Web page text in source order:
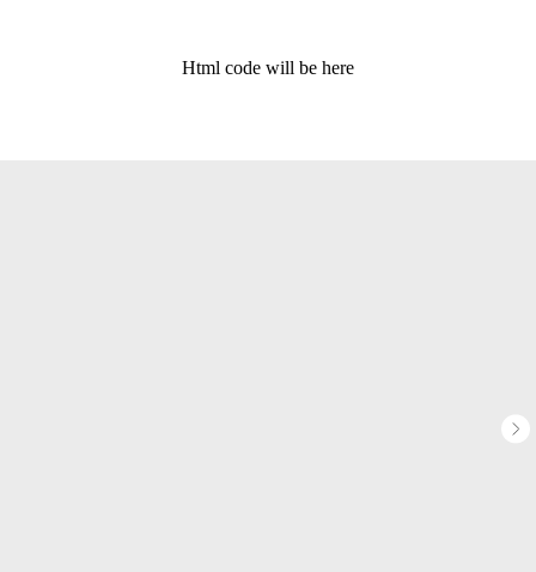
Html code will be here